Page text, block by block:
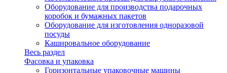
Оборудование для производства подарочных
коробок и бумажных пакетов
Оборудование для изготовления одноразовой
посуды
Кашировальное оборудование
Весь раздел
Фасовка и упаковка
Горизонтальные упаковочные машины